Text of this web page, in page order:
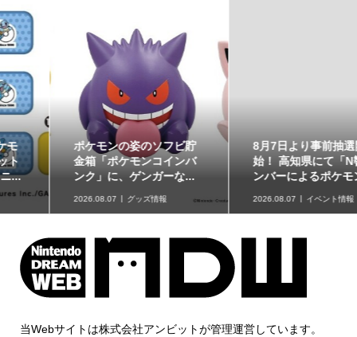
ポケモンの姿のソフビ貯
金箱「ポケモンコインバ
ンク」に、ゲンガーな...
2026.08.07 グッズ情報
8月7日より事前抽選開
始！ 高知県にて「N響メ
ンバーによるポケモン...
2026.08.07 イベント情報
当Webサイトは株式会社アンビットが管理運営しています。